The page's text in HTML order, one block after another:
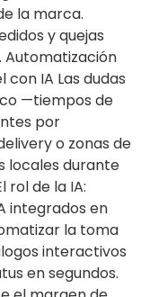
la marca.
y quejas
Automatización
IA Las dudas
—tiempos de
por
o zonas de
locales durante
rol de la IA:
integrados en
la toma
interactivos
en segundos.